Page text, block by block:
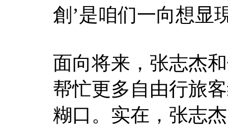
創’是咱们一向想显
面向将来，张志杰
帮忙更多自由行旅
糊口。实在，张志